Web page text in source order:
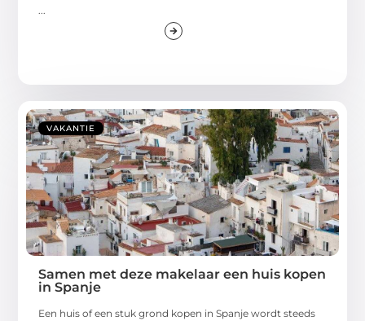
...
VAKANTIE
Samen met deze makelaar een huis kopen
in Spanje
Een huis of een stuk grond kopen in Spanje wordt steeds